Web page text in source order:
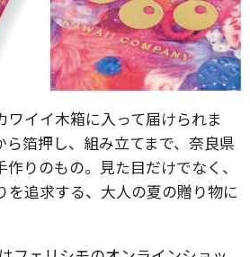
ワイイ木箱に入って届けられま
ら箔押し、組み立てまで、奈良県
りのもの。見た目だけでなく、
を追求する、大人の夏の贈り物に